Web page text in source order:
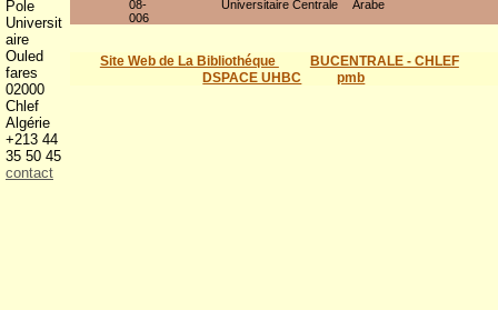
08-
006
Universitaire Centrale
Arabe
Site Web de La Bibliothéque
BUCENTRALE - CHLEF
DSPACE UHBC
pmb
Pole
Universit
aire
Ouled
fares
02000
Chlef
Algérie
+213 44
35 50 45
contact